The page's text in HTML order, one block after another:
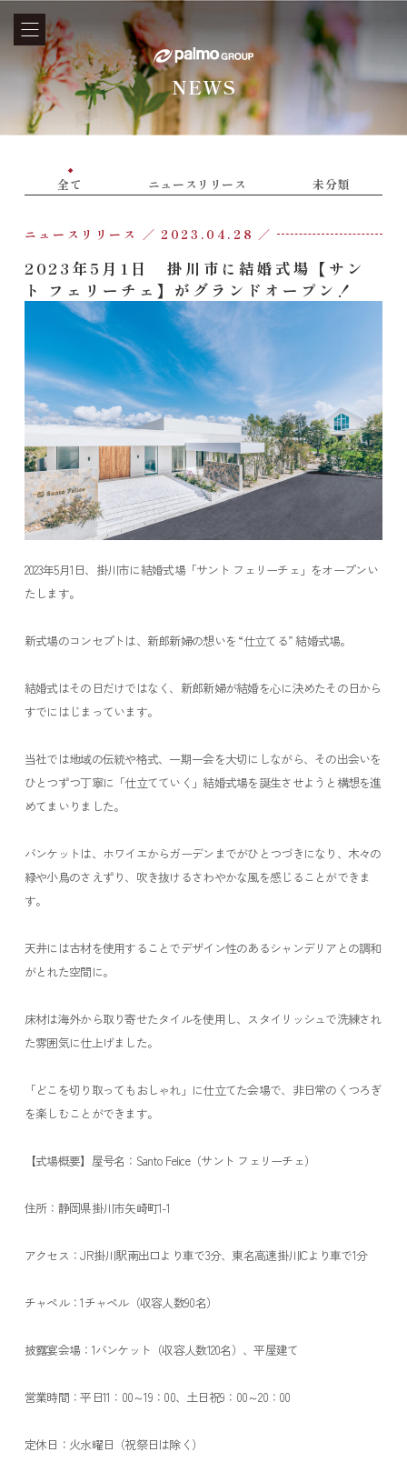
NEWS
全て ニュースリリース 未分類
ニュースリリース 2023.04.28
2023年5月1日 掛川市に結婚式場【サン
ト フェリーチェ】がグランドオープン！
2023年5月1日、掛川市に結婚式場「サント フェリーチェ」をオープンい
たします。
新式場のコンセプトは、新郎新婦の想いを “仕立てる” 結婚式場。
結婚式はその日だけではなく、新郎新婦が結婚を心に決めたその日から
すでにはじまっています。
当社では地域の伝統や格式、一期一会を大切にしながら、その出会いを
ひとつずつ丁寧に「仕立てていく」結婚式場を誕生させようと構想を進
めてまいりました。
バンケットは、ホワイエからガーデンまでがひとつづきになり、木々の
緑や小鳥のさえずり、吹き抜けるさわやかな風を感じることができま
す。
天井には古材を使用することでデザイン性のあるシャンデリアとの調和
がとれた空間に。
床材は海外から取り寄せたタイルを使用し、スタイリッシュで洗練され
た雰囲気に仕上げました。
「どこを切り取ってもおしゃれ」に仕立てた会場で、非日常のくつろぎ
を楽しむことができます。
【式場概要】 屋号名：Santo Felice（サント フェリーチェ）
住所：静岡県掛川市矢崎町1-1
アクセス：JR掛川駅南出口より車で3分、東名高速掛川ICより車で1分
チャペル：1チャペル（収容人数90名）
披露宴会場：1バンケット（収容人数120名）、平屋建て
営業時間：平日11：00～19：00、土日祝9：00～20：00
定休日：火水曜日（祝祭日は除く）